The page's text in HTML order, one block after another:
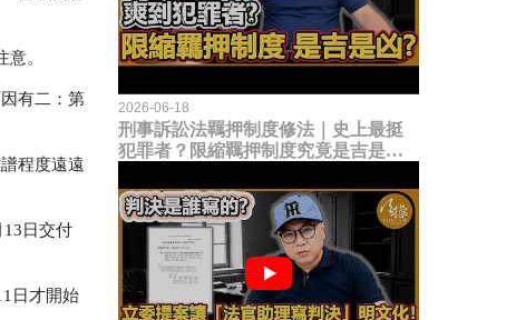
。
有二：第
程度遠遠
日交付
日才開始
2026-06-18
刑事訴訟法羈押制度修法｜史上最挺
犯罪者？限縮羈押制度究竟是吉是